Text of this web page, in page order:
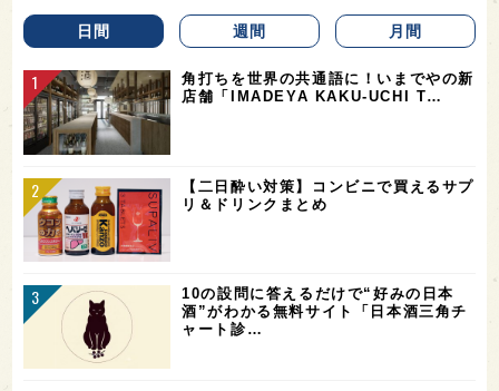
日間 週間 月間
角打ちを世界の共通語に！いまでやの新
店舗「IMADEYA KAKU-UCHI T…
【二日酔い対策】コンビニで買えるサプ
リ＆ドリンクまとめ
10の設問に答えるだけで“好みの日本
酒”がわかる無料サイト「日本酒三角チ
ャート診…